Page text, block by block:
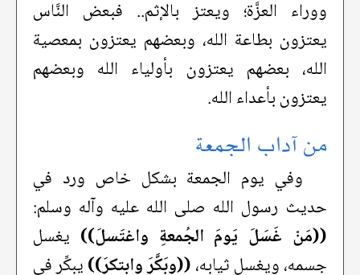
ووراء العزَّة؛ ويعتز بالإثم.. فبعض النَّاس
يعتزون بطاعة الله، وبعضهم يعتزون بمعصية
الله، بعضهم يعتزون بأولياء الله وبعضهم
يعتزون بأعداء الله.
من آداب الجمعة
وفي يوم الجمعة بشكل خاص ورد في
حديث رسول الله صلى الله عليه وآله وسلم:
((مَنْ غَسَلَ يَومَ الجُمعةِ واغتَسلَ)) يغسل
جسمه، ويغسل ثيابه،((وبَكَّرَ وابتكرَ))يبكِّر في